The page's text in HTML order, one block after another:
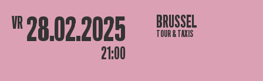
VR 28.02.2025
21:00
BRUSSEL
TOUR & TAXIS